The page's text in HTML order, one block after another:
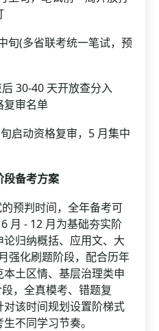
(多省联考统一笔试，预
30-40 天开放查分入
复审名单
动资格复审，5 月集中
段备考方案
判时间，全年备考可
月 - 12 月为基础夯实阶
归纳概括、应用文、大
强化刷题阶段，配合历年
土区情、基层治理类申
，全真模考、错题复
该时间规划设置阶梯式
不同学习节奏。